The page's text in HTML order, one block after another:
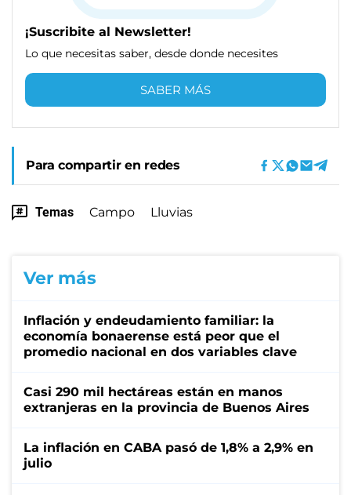
¡Suscribite al Newsletter!
Lo que necesitas saber, desde donde necesites
SABER MÁS
Para compartir en redes
Temas Campo Lluvias
Ver más
Inflación y endeudamiento familiar: la
economía bonaerense está peor que el
promedio nacional en dos variables clave
Casi 290 mil hectáreas están en manos
extranjeras en la provincia de Buenos Aires
La inflación en CABA pasó de 1,8% a 2,9% en
julio